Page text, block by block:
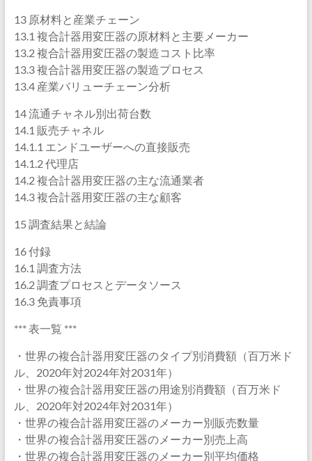
13 原材料と産業チェーン
13.1 複合計器用変圧器の原材料と主要メーカー
13.2 複合計器用変圧器の製造コスト比率
13.3 複合計器用変圧器の製造プロセス
13.4 産業バリューチェーン分析
14 流通チャネル別出荷台数
14.1 販売チャネル
14.1.1 エンドユーザーへの直接販売
14.1.2 代理店
14.2 複合計器用変圧器の主な流通業者
14.3 複合計器用変圧器の主な顧客
15 調査結果と結論
16 付録
16.1 調査方法
16.2 調査プロセスとデータソース
16.3 免責事項
*** 表一覧 ***
・世界の複合計器用変圧器のタイプ別消費額（百万米ド
ル、2020年対2024年対2031年）
・世界の複合計器用変圧器の用途別消費額（百万米ド
ル、2020年対2024年対2031年）
・世界の複合計器用変圧器のメーカー別販売数量
・世界の複合計器用変圧器のメーカー別売上高
・世界の複合計器用変圧器のメーカー別平均価格